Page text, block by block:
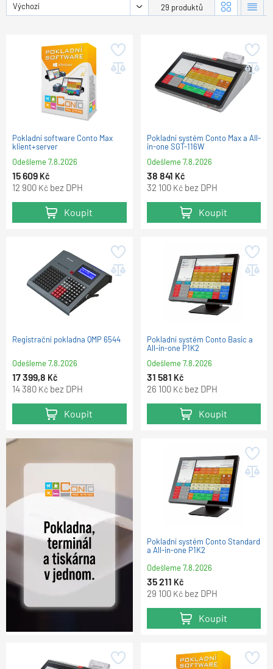
Výchozí 29 produktů
Pokladní software Conto Max
klient+server
Odešleme7.8.2026
15 609 Kč
12 900 Kč bez DPH
Koupit
Pokladní systém Conto Max a All-
in-one SGT-116W
Odešleme7.8.2026
38 841 Kč
32 100 Kč bez DPH
Koupit
Registrační pokladna QMP 6544
Odešleme7.8.2026
17 399,8 Kč
14 380 Kč bez DPH
Koupit
Pokladní systém Conto Basic a
All-in-one P1K2
Odešleme7.8.2026
31 581 Kč
26 100 Kč bez DPH
Koupit
Pokladní systém Conto Standard
a All-in-one P1K2
Odešleme7.8.2026
35 211 Kč
29 100 Kč bez DPH
Koupit